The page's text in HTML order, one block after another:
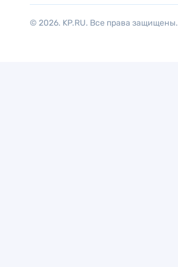
© 2026. KP.RU. Все права защищены.